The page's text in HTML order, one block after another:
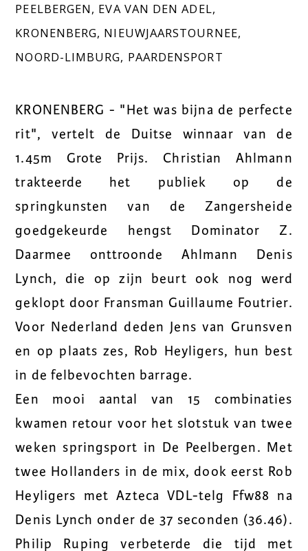
PEELBERGEN, EVA VAN DEN ADEL,
KRONENBERG, NIEUWJAARSTOURNEE,
NOORD-LIMBURG, PAARDENSPORT
KRONENBERG - "Het was bijna de perfecte
rit", vertelt de Duitse winnaar van de
1.45m Grote Prijs. Christian Ahlmann
trakteerde het publiek op de
springkunsten van de Zangersheide
goedgekeurde hengst Dominator Z.
Daarmee onttroonde Ahlmann Denis
Lynch, die op zijn beurt ook nog werd
geklopt door Fransman Guillaume Foutrier.
Voor Nederland deden Jens van Grunsven
en op plaats zes, Rob Heyligers, hun best
in de felbevochten barrage.
Een mooi aantal van 15 combinaties
kwamen retour voor het slotstuk van twee
weken springsport in De Peelbergen. Met
twee Hollanders in de mix, dook eerst Rob
Heyligers met Azteca VDL-telg Ffw88 na
Denis Lynch onder de 37 seconden (36.46).
Philip Ruping verbeterde die tijd met